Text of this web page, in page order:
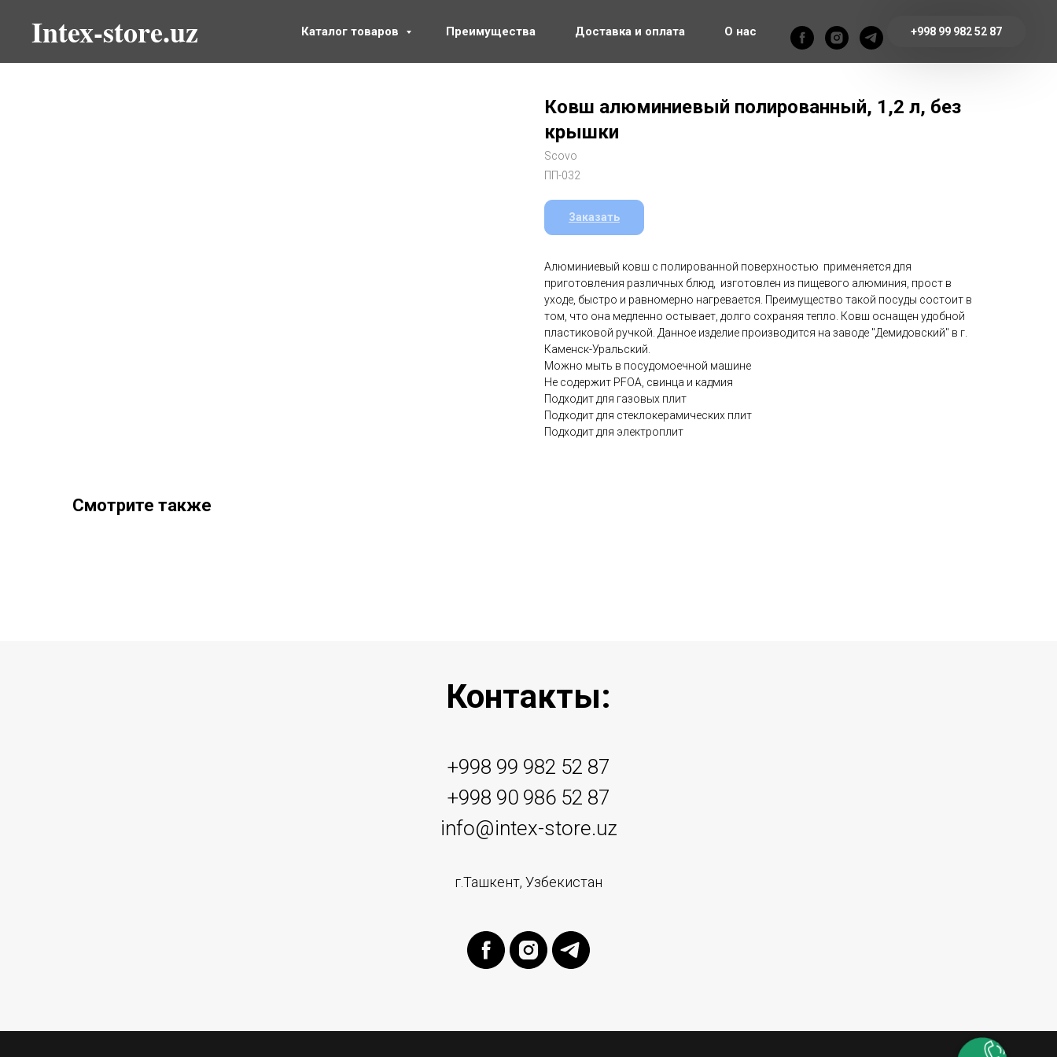
Intex-store.uz Каталог товаров Преимущества Доставка и оплата О нас +998 99 982 52 87
Ковш алюминиевый полированный, 1,2 л, без
крышки
Scovo
ПП-032
Заказать
Алюминиевый ковш с полированной поверхностью применяется для
приготовления различных блюд, изготовлен из пищевого алюминия, прост в
уходе, быстро и равномерно нагревается. Преимущество такой посуды состоит в
том, что она медленно остывает, долго сохраняя тепло. Ковш оснащен удобной
пластиковой ручкой. Данное изделие производится на заводе "Демидовский" в г.
Каменск-Уральский.
Можно мыть в посудомоечной машине
Не содержит PFOA, свинца и кадмия
Подходит для газовых плит
Подходит для стеклокерамических плит
Подходит для электроплит
Смотрите также
Контакты:
+998 99 982 52 87
+998 90 986 52 87
info@intex-store.uz
г.Ташкент, Узбекистан